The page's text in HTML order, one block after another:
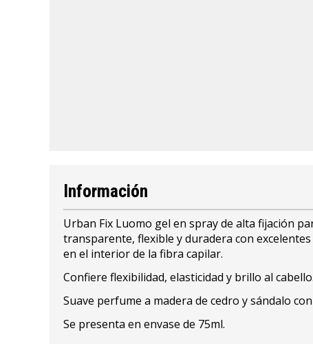
Información
Urban Fix Luomo gel en spray de alta fijación
transparente, flexible y duradera con
en el interior de la fibra capilar.
Confiere flexibilidad, elasticidad y brillo al
Suave perfume a madera de cedro y sándalo
Se presenta en envase de 75ml.